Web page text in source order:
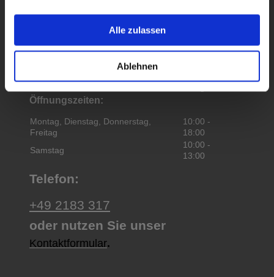
Alle zulassen
Ablehnen
Hier finden Sie uns
Klaus Fischer
Öffnungszeiten:
Montag, Dienstag, Donnerstag,
Freitag
10:00 -
18:00
Samstag
10:00 -
13:00
Telefon:
+49 2183 317
oder nutzen Sie unser
Kontaktformular.